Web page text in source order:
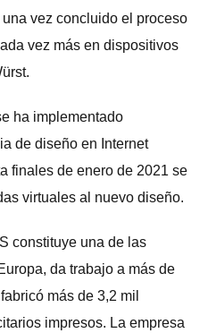
vez concluido el proceso
vez más en dispositivos
ha implementado
de diseño en Internet
finales de enero de 2021 se
virtuales al nuevo diseño.
constituye una de las
da trabajo a más de
más de 3,2 mil
impresos. La empresa